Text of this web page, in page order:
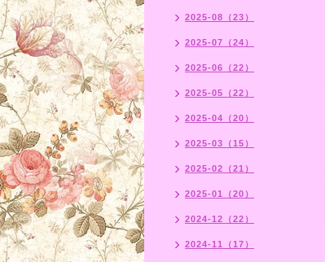
2025-08（23）
2025-07（24）
2025-06（22）
2025-05（22）
2025-04（20）
2025-03（15）
2025-02（21）
2025-01（20）
2024-12（22）
2024-11（17）